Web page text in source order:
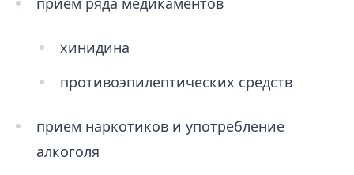
хинидина
противоэпилептических средств
прием наркотиков и употребление
алкоголя